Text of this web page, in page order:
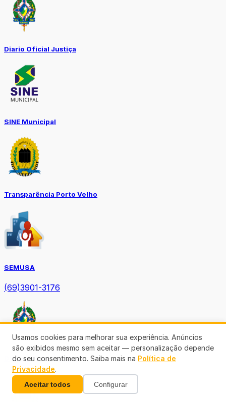
Diario Oficial Justiça
SINE Municipal
Transparência Porto Velho
SEMUSA
(69)3901-3176
Diário Oficial TCE-RO
Usamos cookies para melhorar sua experiência. Anúncios
são exibidos mesmo sem aceitar — personalização depende
do seu consentimento. Saiba mais na Política de
Privacidade.
Aceitar todos Configurar